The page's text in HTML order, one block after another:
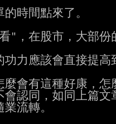
時間點來了。
"，在股市，大部份
力應該會直接提高
會有這種好康，
認同，如同上篇
流轉。